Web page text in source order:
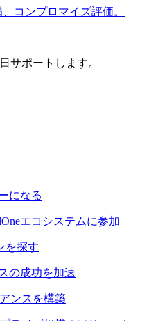
コンプロマイズ評価。
サポートします。
になる
エコシステムに参加
を探す
の成功を加速
ンスを構築